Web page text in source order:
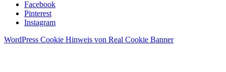
Facebook
Pinterest
Instagram
WordPress Cookie Hinweis von Real Cookie Banner